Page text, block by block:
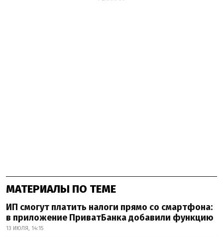
МАТЕРИАЛЫ ПО ТЕМЕ
ИП смогут платить налоги прямо со смартфона:
в приложение ПриватБанка добавили функцию
13 ИЮЛЯ, 14:15